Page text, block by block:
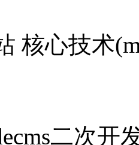
核心技术
二次开